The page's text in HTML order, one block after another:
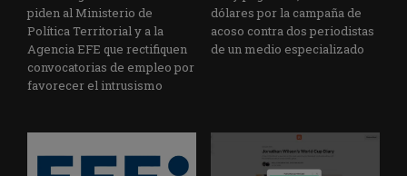
piden al Ministerio de
Política Territorial y a la
Agencia EFE que rectifiquen
convocatorias de empleo por
favorecer el intrusismo
dólares por la campaña de
acoso contra dos periodistas
de un medio especializado